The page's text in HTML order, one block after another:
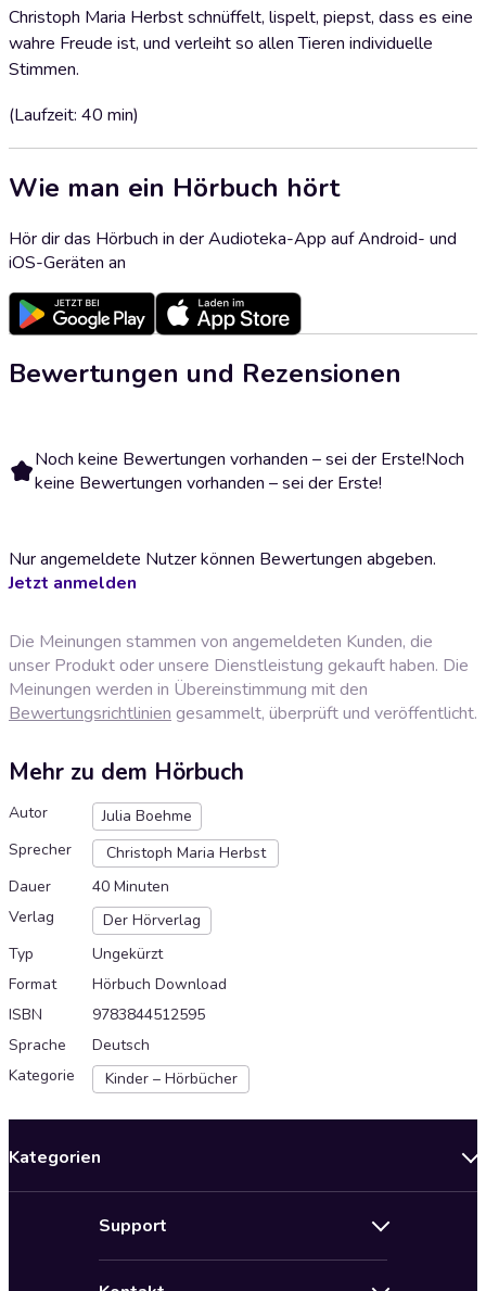
Christoph Maria Herbst schnüffelt, lispelt, piepst, dass es eine
wahre Freude ist, und verleiht so allen Tieren individuelle
Stimmen.
(Laufzeit: 40 min)
Wie man ein Hörbuch hört
Hör dir das Hörbuch in der Audioteka-App auf Android- und
iOS-Geräten an
Bewertungen und Rezensionen
Noch keine Bewertungen vorhanden – sei der Erste!Noch
keine Bewertungen vorhanden – sei der Erste!
Nur angemeldete Nutzer können Bewertungen abgeben.
Jetzt anmelden
Die Meinungen stammen von angemeldeten Kunden, die
unser Produkt oder unsere Dienstleistung gekauft haben. Die
Meinungen werden in Übereinstimmung mit den
Bewertungsrichtlinien gesammelt, überprüft und veröffentlicht.
Mehr zu dem Hörbuch
Autor
Julia Boehme
Sprecher
Christoph Maria Herbst
Dauer
40 Minuten
Verlag
Der Hörverlag
Typ
Ungekürzt
Format
Hörbuch Download
ISBN
9783844512595
Sprache
Deutsch
Kategorie
Kinder – Hörbücher
Kategorien
Support